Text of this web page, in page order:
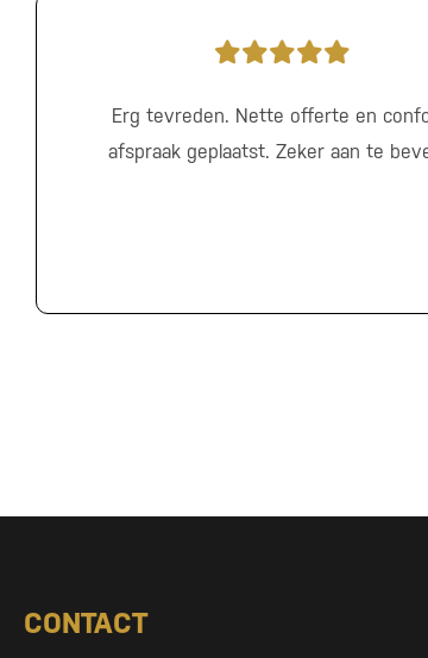
Erg tevreden. Nette offerte en
afspraak geplaatst. Zeker aan te
CONTACT